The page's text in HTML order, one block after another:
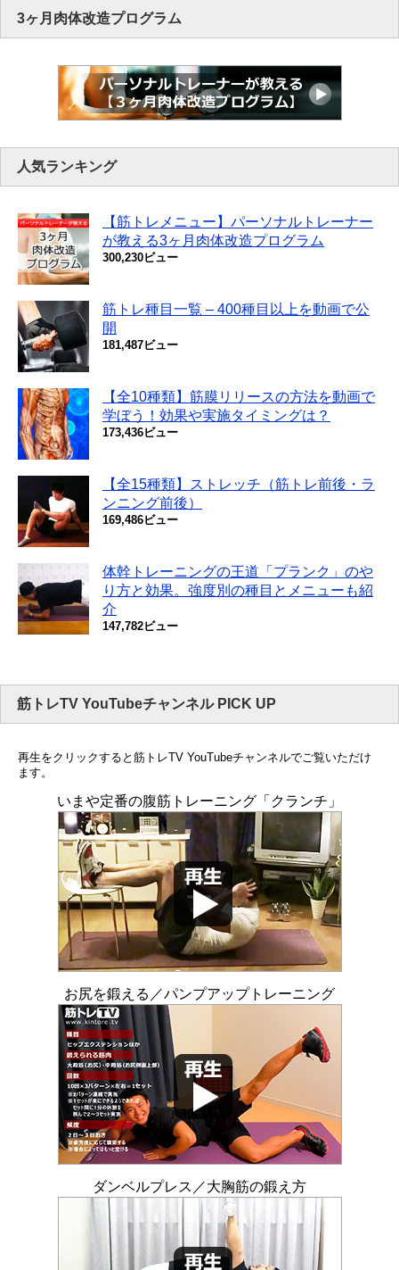
3ヶ月肉体改造プログラム
人気ランキング
【筋トレメニュー】パーソナルトレーナー
が教える3ヶ月肉体改造プログラム
300,230ビュー
筋トレ種目一覧 – 400種目以上を動画で公
開
181,487ビュー
【全10種類】筋膜リリースの方法を動画で
学ぼう！効果や実施タイミングは？
173,436ビュー
【全15種類】ストレッチ（筋トレ前後・ラ
ンニング前後）
169,486ビュー
体幹トレーニングの王道「プランク」のや
り方と効果。強度別の種目とメニューも紹
介
147,782ビュー
筋トレTV YouTubeチャンネル PICK UP
再生をクリックすると筋トレTV YouTubeチャンネルでご覧いただけ
ます。
いまや定番の腹筋トレーニング「クランチ」
お尻を鍛える／パンプアップトレーニング
ダンベルプレス／大胸筋の鍛え方